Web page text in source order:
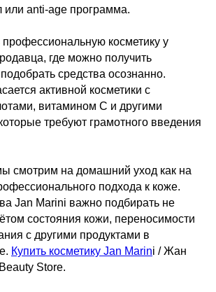
или anti-age программа.
косметику у
где можно получить
средства осознанно.
активной косметики с
витамином C и другими
требуют грамотного введения
смотрим на домашний уход как на
подхода к коже.
Jan Marini важно подбирать не
состояния кожи, переносимости
с другими продуктами в
Купить косметику Jan Marini / Жан
Store.